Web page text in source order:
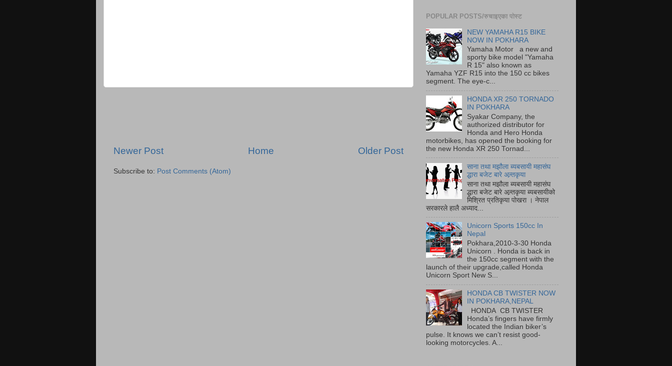
Newer Post Older Post
Home
Subscribe to: Post Comments (Atom)
POPULAR POSTS/रुचाइएका पोस्ट
NEW YAMAHA R15 BIKE
NOW IN POKHARA
Yamaha Motor a new and
sporty bike model "Yamaha
R 15" also known as
Yamaha YZF R15 into the 150 cc bikes
segment. The eye-c...
HONDA XR 250 TORNADO
IN POKHARA
Syakar Company, the
authorized distributor for
Honda and Hero Honda
motorbikes, has opened the booking for
the new Honda XR 250 Tornad...
साना तथा मझौला ब्यबसायी महासंघ
द्धारा बजेट बारे अन्र्तकृया
साना तथा मझौला ब्यबसायी महासंघ
द्धारा बजेट बारे अन्र्तकृया ब्यबसायीको
मिश्रित प्रतिकृया पोखरा । नेपाल
सरकारले हालै अध्याद...
Unicorn Sports 150cc In
Nepal
Pokhara,2010-3-30 Honda
Unicorn . Honda is back in
the 150cc segment with the
launch of their upgrade,called Honda
Unicorn Sport New S...
HONDA CB TWISTER NOW
IN POKHARA,NEPAL
HONDA CB TWISTER
Honda’s fingers have firmly
located the Indian biker’s
pulse. It knows we can’t resist good-
looking motorcycles. A...